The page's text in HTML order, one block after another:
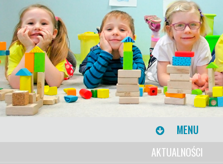
MENU
AKTUALNOŚCI